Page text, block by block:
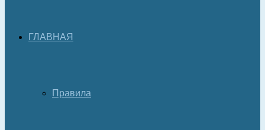
ГЛАВНАЯ
Правила